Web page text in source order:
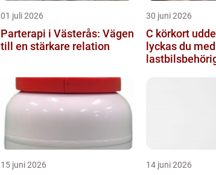
01 juli 2026
Parterapi i Västerås: Vägen
till en stärkare relation
30 juni 2026
C körkort
lyckas du med
15 juni 2026 14 juni 2026